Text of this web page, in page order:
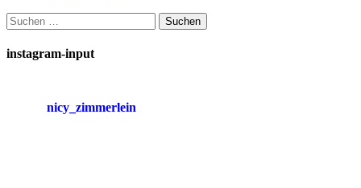
Suchen
nach:
instagram-input
nicy_zimmerlein